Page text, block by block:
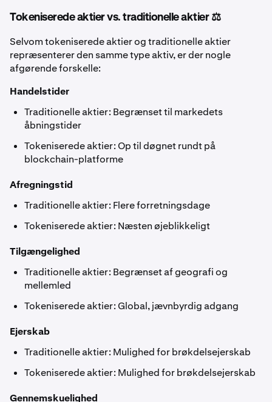
Tokeniserede aktier vs. traditionelle aktier ⚖️
Selvom tokeniserede aktier og traditionelle aktier
repræsenterer den samme type aktiv, er der nogle
afgørende forskelle:
Handelstider
Traditionelle aktier: Begrænset til markedets
åbningstider
Tokeniserede aktier: Op til døgnet rundt på
blockchain-platforme
Afregningstid
Traditionelle aktier: Flere forretningsdage
Tokeniserede aktier: Næsten øjeblikkeligt
Tilgængelighed
Traditionelle aktier: Begrænset af geografi og
mellemled
Tokeniserede aktier: Global, jævnbyrdig adgang
Ejerskab
Traditionelle aktier: Mulighed for brøkdelsejerskab
Tokeniserede aktier: Mulighed for brøkdelsejerskab
Gennemskuelighed